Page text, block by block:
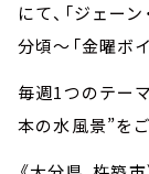
にて、「ジェー
分頃～「金曜ボ
毎週1つのテー
本の水風景”を